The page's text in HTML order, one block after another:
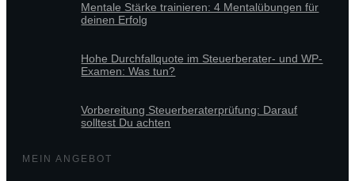
Mentale Stärke trainieren: 4 Mentalübungen für
deinen Erfolg
Hohe Durchfallquote im Steuerberater- und WP-
Examen: Was tun?
Vorbereitung Steuerberaterprüfung: Darauf
solltest Du achten
MEIN ANGEBOT